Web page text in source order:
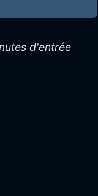
d'entrée